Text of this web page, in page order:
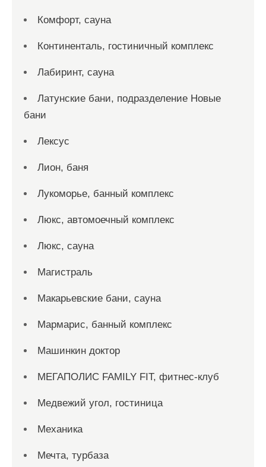
Комфорт, сауна
Континенталь, гостиничный комплекс
Лабиринт, сауна
Латунские бани, подразделение Новые
бани
Лексус
Лион, баня
Лукоморье, банный комплекс
Люкс, автомоечный комплекс
Люкс, сауна
Магистраль
Макарьевские бани, сауна
Мармарис, банный комплекс
Машинкин доктор
МЕГАПОЛИС FAMILY FIT, фитнес-клуб
Медвежий угол, гостиница
Механика
Мечта, турбаза